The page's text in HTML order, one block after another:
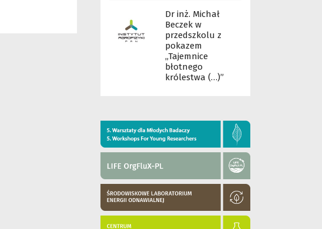
Dr inż. Michał
Beczek w
przedszkolu z
pokazem
„Tajemnice
błotnego
królestwa (…)”